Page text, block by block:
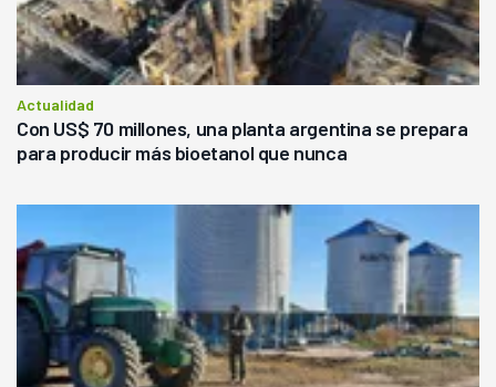
Actualidad
Con US$ 70 millones, una planta argentina se prepara
para producir más bioetanol que nunca